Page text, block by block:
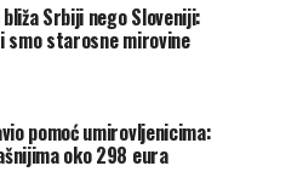
Srbiji nego Sloveniji:
smo starosne mirovine
pomoć umirovljenicima:
oko 298 eura